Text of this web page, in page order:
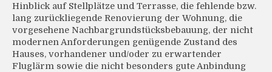
Hinblick auf Stellplätze und Terrasse, die fehlende bzw.
lang zurückliegende Renovierung der Wohnung, die
vorgesehene Nachbargrundstücksbebauung, der nicht
modernen Anforderungen genügende Zustand des
Hauses, vorhandener und/oder zu erwartender
Fluglärm sowie die nicht besonders gute Anbindung